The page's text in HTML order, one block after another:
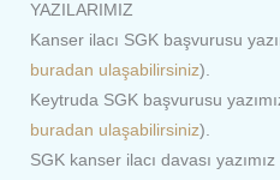
YAZILARIMIZ
Kanser ilacı SGK başvurusu
buradan ulaşabilirsiniz).
Keytruda SGK başvurusu
buradan ulaşabilirsiniz).
SGK kanser ilacı davası